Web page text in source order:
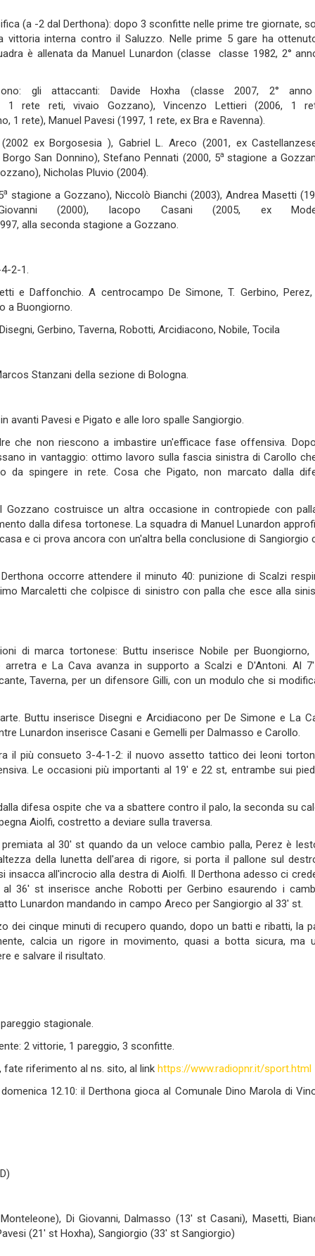
(a -2 dal Derthona): dopo 3 sconfitte nelle prime tre giornate,
vittoria interna contro il Saluzzo. Nelle prime 5 gare ha
è allenata da Manuel Lunardon (classe classe 1982, 2°
gli attaccanti: Davide Hoxha (classe 2007, 2°
1 rete reti, vivaio Gozzano), Vincenzo Lettieri (2006, 1
1 rete), Manuel Pavesi (1997, 1 rete, ex Bra e Ravenna).
ex Borgosesia ), Gabriel L. Areco (2001, ex
San Donnino), Stefano Pennati (2000, 5a stagione a
Nicholas Pluvio (2004).
a stagione a Gozzano), Niccolò Bianchi (2003), Andrea Masetti
(2000), Iacopo Casani (2005, ex
alla seconda stagione a Gozzano.
2-1.
e Daffonchio. A centrocampo De Simone, T. Gerbino,
a Buongiorno.
Gerbino, Taverna, Robotti, Arcidiacono, Nobile, Tocila
Stanzani della sezione di Bologna.
avanti Pavesi e Pigato e alle loro spalle Sangiorgio.
che non riescono a imbastire un'efficace fase offensiva.
in vantaggio: ottimo lavoro sulla fascia sinistra di Carollo
spingere in rete. Cosa che Pigato, non marcato dalla
Gozzano costruisce un altra occasione in contropiede con
dalla difesa tortonese. La squadra di Manuel Lunardon
e ci prova ancora con un'altra bella conclusione di Sangiorgio
occorre attendere il minuto 40: punizione di Scalzi
Marcaletti che colpisce di sinistro con palla che esce alla
di marca tortonese: Buttu inserisce Nobile per Buongiorno,
arretra e La Cava avanza in supporto a Scalzi e D'Antoni. Al
Taverna, per un difensore Gilli, con un modulo che si
Buttu inserisce Disegni e Arcidiacono per De Simone e La
Lunardon inserisce Casani e Gemelli per Dalmasso e Carollo.
il più consueto 3-4-1-2: il nuovo assetto tattico dei leoni
Le occasioni più importanti al 19' e 22 st, entrambe sui
difesa ospite che va a sbattere contro il palo, la seconda su
Aiolfi, costretto a deviare sulla traversa.
al 30' st quando da un veloce cambio palla, Perez è
della lunetta dell'area di rigore, si porta il pallone sul
insacca all'incrocio alla destra di Aiolfi. Il Derthona adesso ci
36' st inserisce anche Robotti per Gerbino esaurendo i
Lunardon mandando in campo Areco per Sangiorgio al 33' st.
dei cinque minuti di recupero quando, dopo un batti e ribatti, la
calcia un rigore in movimento, quasi a botta sicura, ma
e salvare il risultato.
pareggio stagionale.
2 vittorie, 1 pareggio, 3 sconfitte.
fate riferimento al ns. sito, al link https://www.radiopnr.it/sport.html
12.10: il Derthona gioca al Comunale Dino Marola di
Di Giovanni, Dalmasso (13' st Casani), Masetti,
(21' st Hoxha), Sangiorgio (33' st Sangiorgio)